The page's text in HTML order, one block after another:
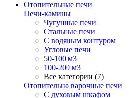
Отопительные печи
Печи-камины
Чугунные печи
Стальные печи
С водяным контуром
Угловые печи
50-100 м3
100-200 м3
Все категории (7)
Отопительно варочные печи
С духовым шкафом